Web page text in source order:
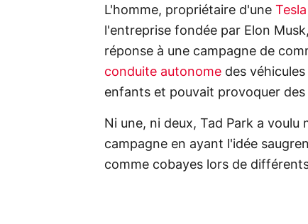
L'homme, propriétaire d'une
l'entreprise fondée par Elon
réponse à une campagne de
conduite autonome des
enfants et pouvait provoquer des
Ni une, ni deux, Tad Park a
campagne en ayant l'idée
comme cobayes lors de